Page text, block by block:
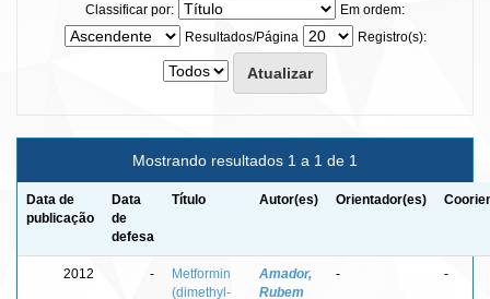
Classificar por:
Em ordem:
Resultados/Página
Registro(s):
Mostrando resultados 1 a 1 de 1
Data de
publicação
Data
de
defesa
Título Autor(es) Orientador(es)
2012 -
Metformin
(dimethyl-
Amador,
Rubem
- -